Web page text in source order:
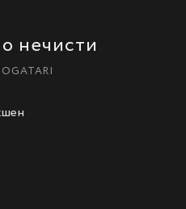
нечисти